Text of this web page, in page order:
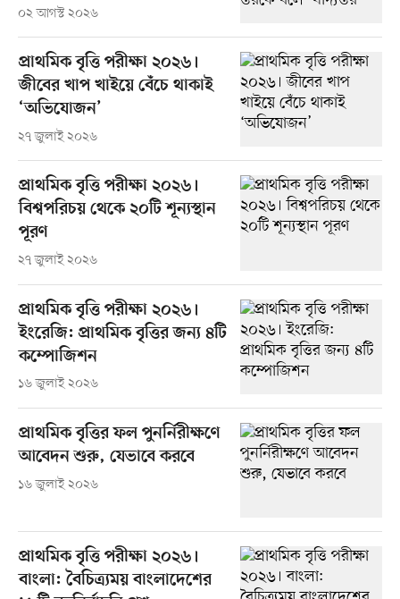
০২ আগস্ট ২০২৬
প্রাথমিক বৃত্তি পরীক্ষা ২০২৬।
জীবের খাপ খাইয়ে বেঁচে থাকাই
‘অভিযোজন’
২৭ জুলাই ২০২৬
প্রাথমিক বৃত্তি পরীক্ষা ২০২৬।
বিশ্বপরিচয় থেকে ২০টি শূন্যস্থান
পূরণ
২৭ জুলাই ২০২৬
প্রাথমিক বৃত্তি পরীক্ষা ২০২৬।
ইংরেজি: প্রাথমিক বৃত্তির জন্য ৪টি
কম্পোজিশন
১৬ জুলাই ২০২৬
প্রাথমিক বৃত্তির ফল পুনর্নিরীক্ষণে
আবেদন শুরু, যেভাবে করবে
১৬ জুলাই ২০২৬
প্রাথমিক বৃত্তি পরীক্ষা ২০২৬।
বাংলা: বৈচিত্র্যময় বাংলাদেশের